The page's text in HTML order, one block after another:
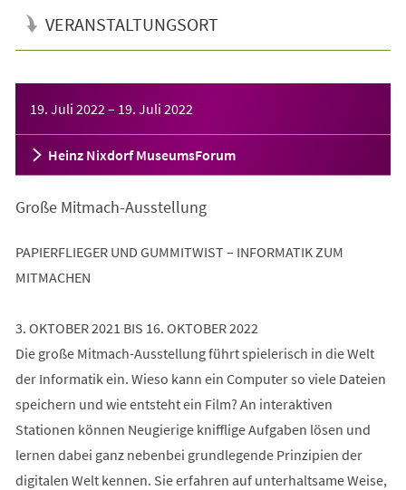
VERANSTALTUNGSORT
19. Juli 2022 – 19. Juli 2022
Heinz Nixdorf MuseumsForum
Große Mitmach-Ausstellung
PAPIERFLIEGER UND GUMMITWIST – INFORMATIK ZUM
MITMACHEN
3. OKTOBER 2021 BIS 16. OKTOBER 2022
Die große Mitmach-Ausstellung führt spielerisch in die Welt
der Informatik ein. Wieso kann ein Computer so viele Dateien
speichern und wie entsteht ein Film? An interaktiven
Stationen können Neugierige knifflige Aufgaben lösen und
lernen dabei ganz nebenbei grundlegende Prinzipien der
digitalen Welt kennen. Sie erfahren auf unterhaltsame Weise,